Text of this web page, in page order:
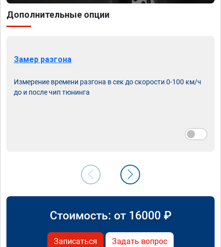
Дополнительные опции
Замер разгона
Измерение времени разгона в сек до скорости 0-100 км/ч
до и после чип тюнинга
Стоимость: от 16000 ₽
Записаться Задать вопрос